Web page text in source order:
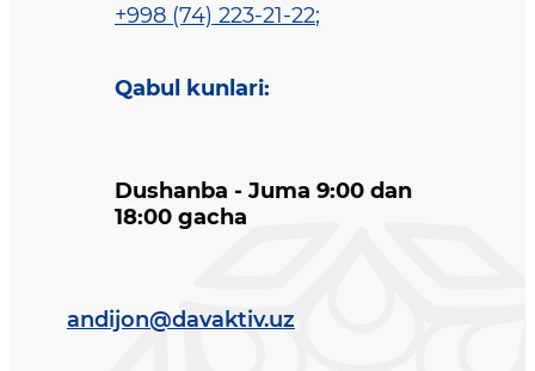
+998 (74) 223-21-22;
Qabul kunlari:
Dushanba - Juma 9:00 dan
18:00 gacha
andijon@davaktiv.uz